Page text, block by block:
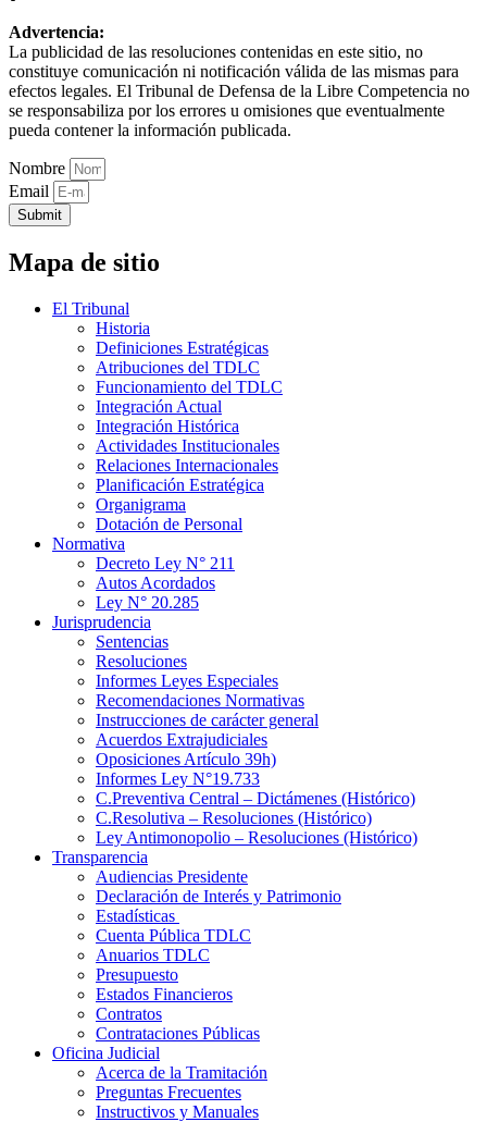
Advertencia:
La publicidad de las resoluciones contenidas en este sitio, no
constituye comunicación ni notificación válida de las mismas para
efectos legales. El Tribunal de Defensa de la Libre Competencia no
se responsabiliza por los errores u omisiones que eventualmente
pueda contener la información publicada.
Nombre
Email
Submit
Mapa de sitio
El Tribunal
Historia
Definiciones Estratégicas
Atribuciones del TDLC
Funcionamiento del TDLC
Integración Actual
Integración Histórica
Actividades Institucionales
Relaciones Internacionales
Planificación Estratégica
Organigrama
Dotación de Personal
Normativa
Decreto Ley N° 211
Autos Acordados
Ley N° 20.285
Jurisprudencia
Sentencias
Resoluciones
Informes Leyes Especiales
Recomendaciones Normativas
Instrucciones de carácter general
Acuerdos Extrajudiciales
Oposiciones Artículo 39h)
Informes Ley N°19.733
C.Preventiva Central – Dictámenes (Histórico)
C.Resolutiva – Resoluciones (Histórico)
Ley Antimonopolio – Resoluciones (Histórico)
Transparencia
Audiencias Presidente
Declaración de Interés y Patrimonio
Estadísticas
Cuenta Pública TDLC
Anuarios TDLC
Presupuesto
Estados Financieros
Contratos
Contrataciones Públicas
Oficina Judicial
Acerca de la Tramitación
Preguntas Frecuentes
Instructivos y Manuales